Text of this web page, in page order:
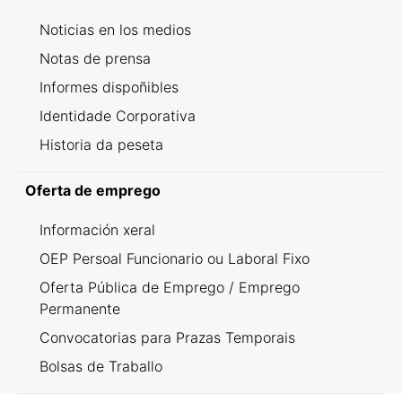
Noticias en los medios
Notas de prensa
Informes dispoñibles
Identidade Corporativa
Historia da peseta
Oferta de emprego
Información xeral
OEP Persoal Funcionario ou Laboral Fixo
Oferta Pública de Emprego / Emprego
Permanente
Convocatorias para Prazas Temporais
Bolsas de Traballo